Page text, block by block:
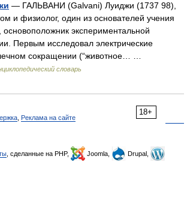
— ГАЛЬВАНИ (Galvani) Луиджи (1737 98),
и физиолог, один из основателей учения
основоположник экспериментальной
Первым исследовал электрические
сокращении (“животное… …
словарь
18+
Реклама на сайте
, сделанные на PHP, Joomla,
Drupal,